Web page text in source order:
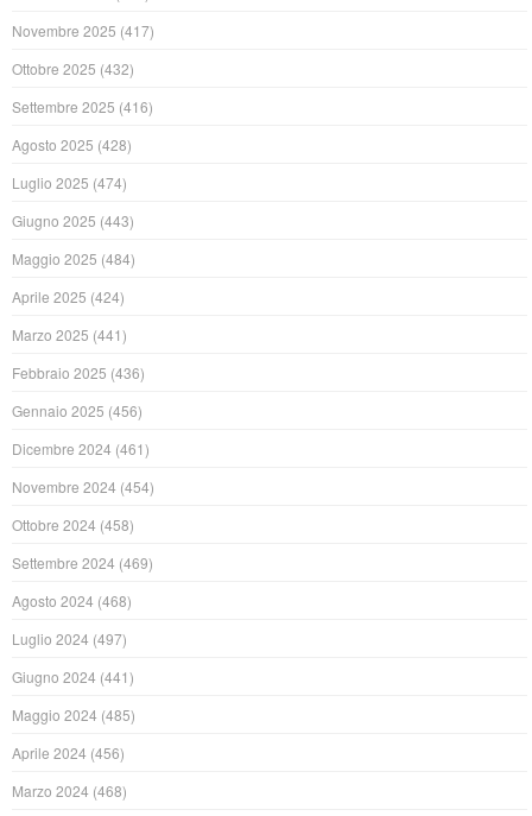
Novembre 2025 (417)
Ottobre 2025 (432)
Settembre 2025 (416)
Agosto 2025 (428)
Luglio 2025 (474)
Giugno 2025 (443)
Maggio 2025 (484)
Aprile 2025 (424)
Marzo 2025 (441)
Febbraio 2025 (436)
Gennaio 2025 (456)
Dicembre 2024 (461)
Novembre 2024 (454)
Ottobre 2024 (458)
Settembre 2024 (469)
Agosto 2024 (468)
Luglio 2024 (497)
Giugno 2024 (441)
Maggio 2024 (485)
Aprile 2024 (456)
Marzo 2024 (468)